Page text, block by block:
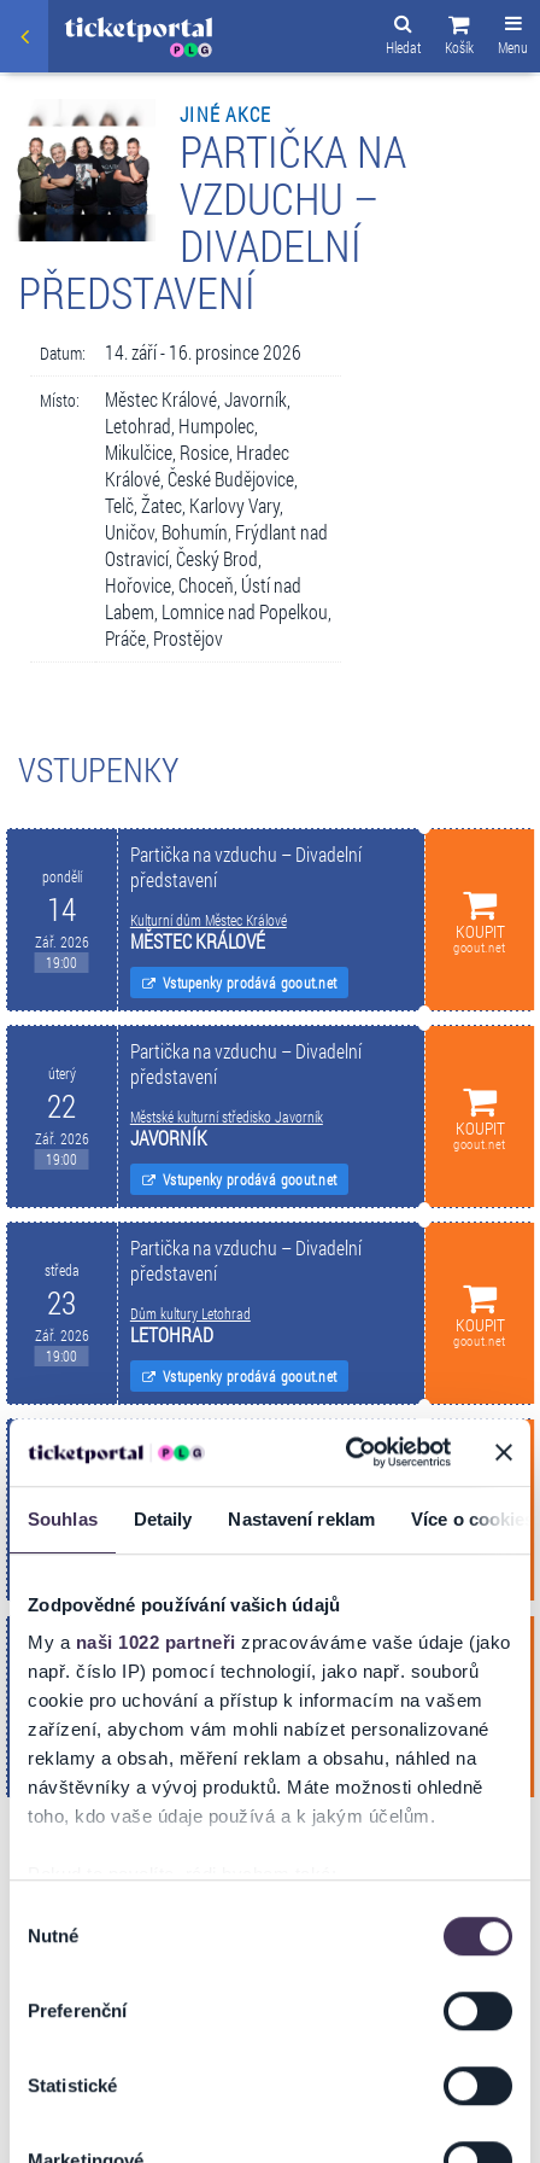
Souhlas Detaily Nastavení reklam Více o cookies
Zodpovědné používání vašich údajů
My a naši 1022 partneři zpracováváme vaše údaje (jako
např. číslo IP) pomocí technologií, jako např. souborů
cookie pro uchování a přístup k informacím na vašem
zařízení, abychom vám mohli nabízet personalizované
reklamy a obsah, měření reklam a obsahu, náhled na
návštěvníky a vývoj produktů. Máte možnosti ohledně
toho, kdo vaše údaje používá a k jakým účelům.
které mohou být přesné na několik metrů
skenování pro konkrétní charakteristiky (otisk prstu)
Zjistěte více o tom, jak zpracováváme vaše osobní
Svůj souhlas můžete kdykoliv změnit nebo odvolat v
souhlasu
Nutné
Preferenční
Statistické
Menu
Košík
Hledat
JINÉ AKCE
PARTIČKA NA
VZDUCHU –
DIVADELNÍ
PŘEDSTAVENÍ
Datum: 14. září - 16. prosince 2026
Místo:
Městec Králové, Javorník,
Letohrad, Humpolec,
Mikulčice, Rosice, Hradec
Králové, České Budějovice,
Telč, Žatec, Karlovy Vary,
Uničov, Bohumín, Frýdlant nad
Ostravicí, Český Brod,
Hořovice, Choceň, Ústí nad
Labem, Lomnice nad Popelkou,
Práče, Prostějov
VSTUPENKY
pondělí
14
Zář. 2026
19:00
Partička na vzduchu – Divadelní
představení
Kulturní dům Městec Králové
MĚSTEC KRÁLOVÉ
Vstupenky prodává goout.net
KOUPIT
goout.net
úterý
22
Zář. 2026
19:00
Partička na vzduchu – Divadelní
představení
Městské kulturní středisko Javorník
JAVORNÍK
Vstupenky prodává goout.net
KOUPIT
goout.net
středa
23
Zář. 2026
19:00
Partička na vzduchu – Divadelní
představení
Dům kultury Letohrad
LETOHRAD
Vstupenky prodává goout.net
KOUPIT
goout.net
pondělí
5
Říj. 2026
19:00
Partička na vzduchu – Divadelní
představení
Kino Humpolec
HUMPOLEC KOUPIT
úterý
6
Říj. 2026
19:00
Partička na vzduchu – Divadelní
představení
Kulturní dům Mikulčice
MIKULČICE
Vstupenky prodává goout.net
KOUPIT
goout.net
INFORMACE O AKCI
Varování Ministerstva zdravotnictví: Partička na vzduchu Vám může
To je improvizační show Partička s Michalem Suchánkem, Richardem